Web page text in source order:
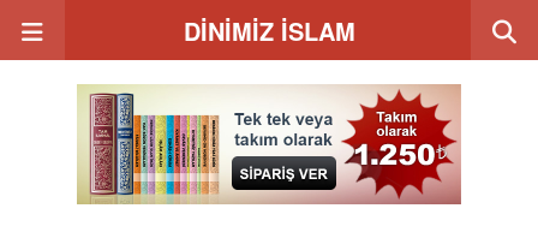
DİNİMİZ İSLAM